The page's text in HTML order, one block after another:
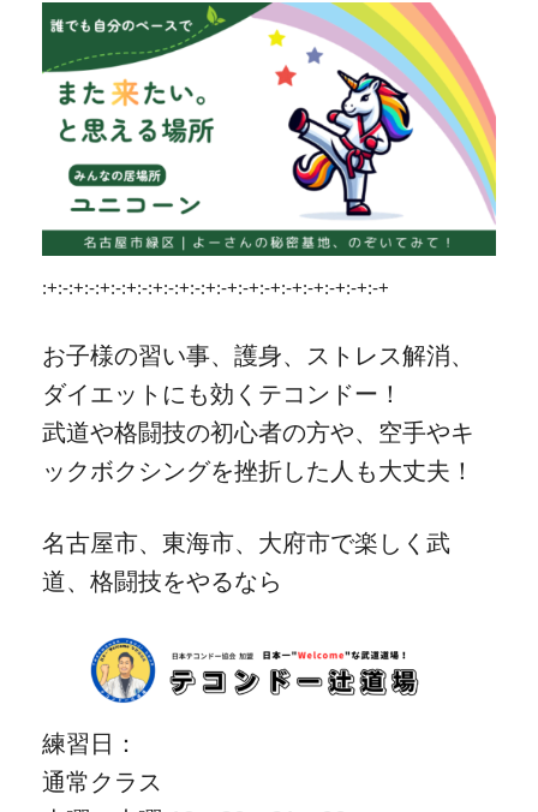
:+:-:+:-:+:-:+:-:+:-:+:-:+:-+:-+:-+:-+:-+:-+:-+:-+
お子様の習い事、護身、ストレス解消、
ダイエットにも効くテコンドー！
武道や格闘技の初心者の方や、空手やキ
ックボクシングを挫折した人も大丈夫！
名古屋市、東海市、大府市で楽しく武
道、格闘技をやるなら
練習日：
通常クラス